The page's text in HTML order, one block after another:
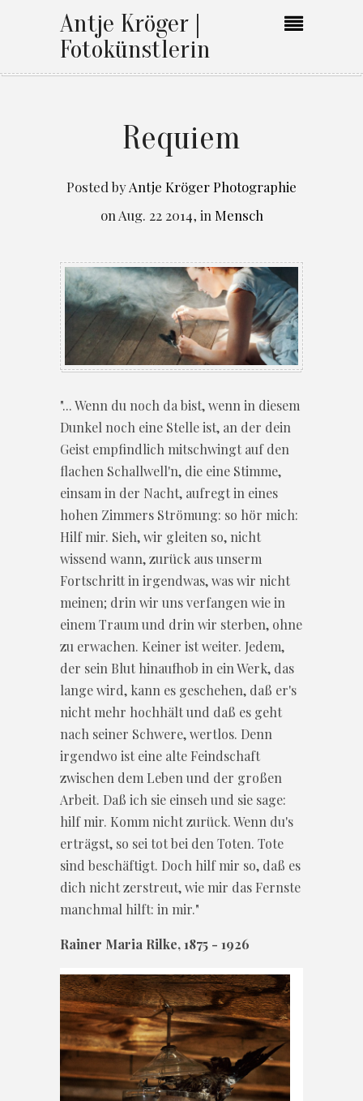
Antje Kröger |
Fotokünstlerin
Requiem
Posted byAntje Kröger Photographie
on Aug. 22 2014, in Mensch
"... Wenn du noch da bist, wenn in diesem
Dunkel noch eine Stelle ist, an der dein
Geist empfindlich mitschwingt auf den
flachen Schallwell'n, die eine Stimme,
einsam in der Nacht, aufregt in eines
hohen Zimmers Strömung: so hör mich:
Hilf mir. Sieh, wir gleiten so, nicht
wissend wann, zurück aus unserm
Fortschritt in irgendwas, was wir nicht
meinen; drin wir uns verfangen wie in
einem Traum und drin wir sterben, ohne
zu erwachen. Keiner ist weiter. Jedem,
der sein Blut hinaufhob in ein Werk, das
lange wird, kann es geschehen, daß er's
nicht mehr hochhält und daß es geht
nach seiner Schwere, wertlos. Denn
irgendwo ist eine alte Feindschaft
zwischen dem Leben und der großen
Arbeit. Daß ich sie einseh und sie sage:
hilf mir. Komm nicht zurück. Wenn du's
erträgst, so sei tot bei den Toten. Tote
sind beschäftigt. Doch hilf mir so, daß es
dich nicht zerstreut, wie mir das Fernste
manchmal hilft: in mir."
Rainer Maria Rilke, 1875 - 1926